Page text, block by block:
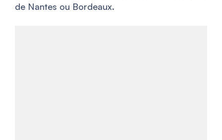
de Nantes ou Bordeaux.